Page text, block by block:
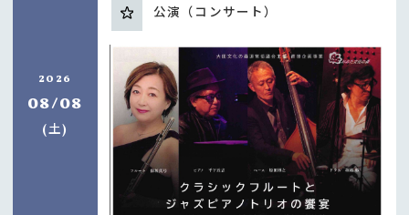
2026
08/08
(土)
公演（コンサート）